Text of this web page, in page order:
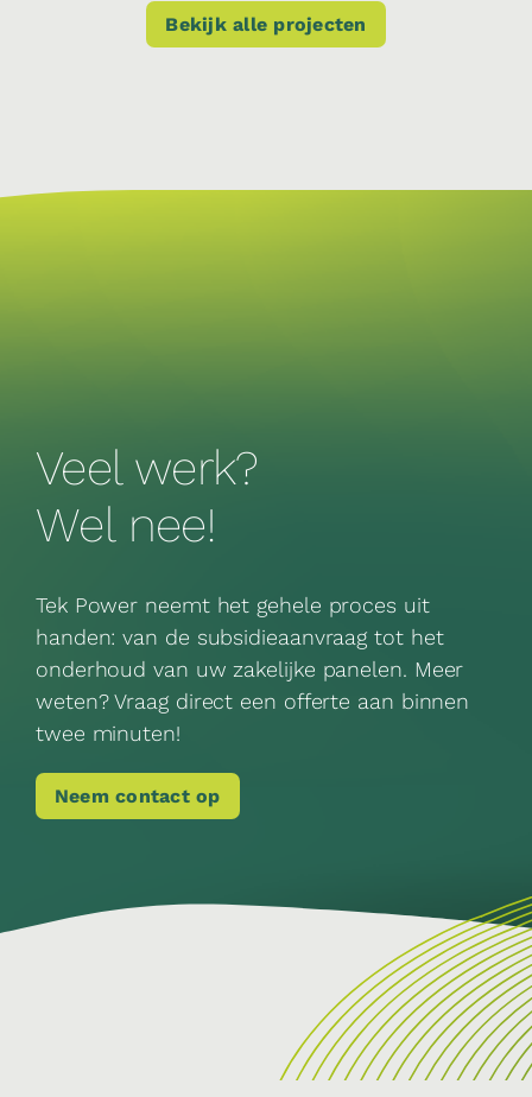
Bekijk alle projecten
Veel werk?
Wel nee!
Tek Power neemt het gehele proces uit
handen: van de subsidieaanvraag tot het
onderhoud van uw zakelijke panelen. Meer
weten? Vraag direct een offerte aan binnen
twee minuten!
Neem contact op